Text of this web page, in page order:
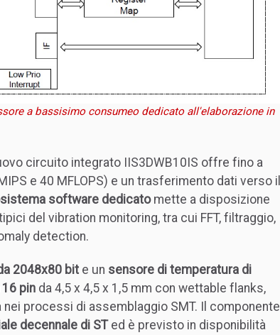
a bassisimo consumeo dedicato all'elaborazione in
circuito integrato IIS3DWB10IS offre fino a
e 40 MFLOPS) e un trasferimento dati verso il
software dedicatomette a disposizione
del vibration monitoring, tra cui FFT, filtraggio,
detection.
2048x80 bit e un sensore di temperatura di
16 pin da 4,5 x 4,5 x 1,5 mm con wettable flanks,
processi di assemblaggio SMT. Il componente
decennale di STed è previsto in disponibilità